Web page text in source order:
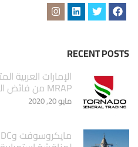
RECENT POSTS
الإمارات العربية
MRAP من فائض العتاد الدفاعي الأمريكي
مايو 20, 2020